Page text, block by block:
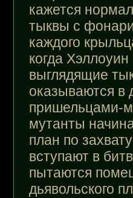
кажется
тыквы с
каждого
когда
выглядящие
оказываются в
пришельцами-
мутанты
план по
вступают в
пытаются
дьявольского